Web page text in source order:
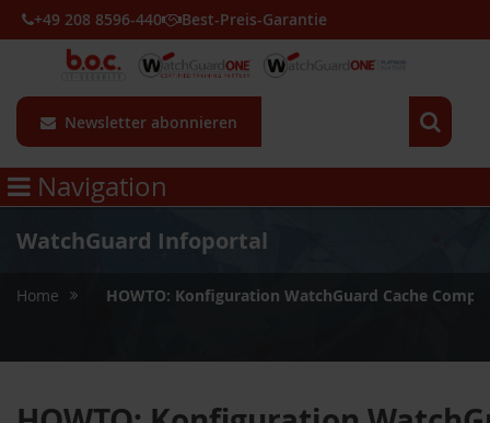
Newsletter abonnieren
+49 208 8596-440 Best-Preis-Garantie
Navigation
WatchGuard Infoportal
Home HOWTO: Konfiguration WatchGuard Cache